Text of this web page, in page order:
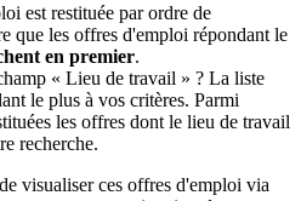
est restituée par ordre de
que les offres d'emploi répondant le
en premier.
« Lieu de travail » ? La liste
le plus à vos critères. Parmi
les offres dont le lieu de travail
recherche.
visualiser ces offres d'emploi via